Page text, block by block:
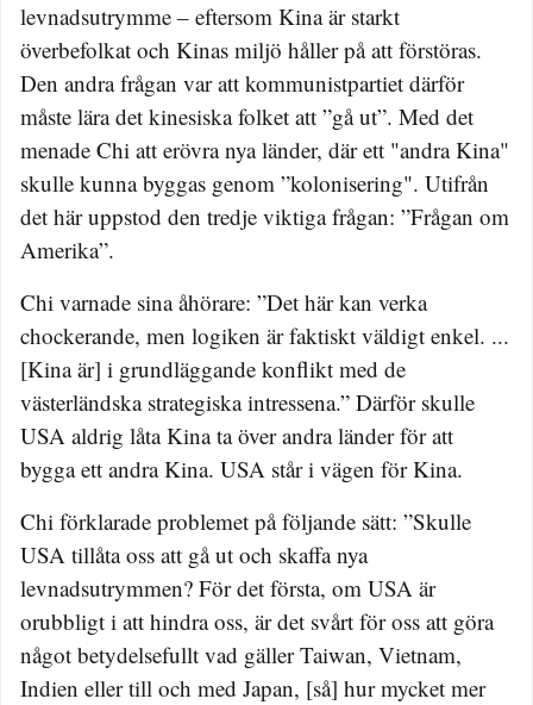
levnadsutrymme – eftersom Kina är starkt
överbefolkat och Kinas miljö håller på att förstöras.
Den andra frågan var att kommunistpartiet därför
måste lära det kinesiska folket att ”gå ut”. Med det
menade Chi att erövra nya länder, där ett "andra Kina"
skulle kunna byggas genom ”kolonisering". Utifrån
det här uppstod den tredje viktiga frågan: ”Frågan om
Amerika”.
Chi varnade sina åhörare: ”Det här kan verka
chockerande, men logiken är faktiskt väldigt enkel. ...
[Kina är] i grundläggande konflikt med de
västerländska strategiska intressena.” Därför skulle
USA aldrig låta Kina ta över andra länder för att
bygga ett andra Kina. USA står i vägen för Kina.
Chi förklarade problemet på följande sätt: ”Skulle
USA tillåta oss att gå ut och skaffa nya
levnadsutrymmen? För det första, om USA är
orubbligt i att hindra oss, är det svårt för oss att göra
något betydelsefullt vad gäller Taiwan, Vietnam,
Indien eller till och med Japan, [så] hur mycket mer